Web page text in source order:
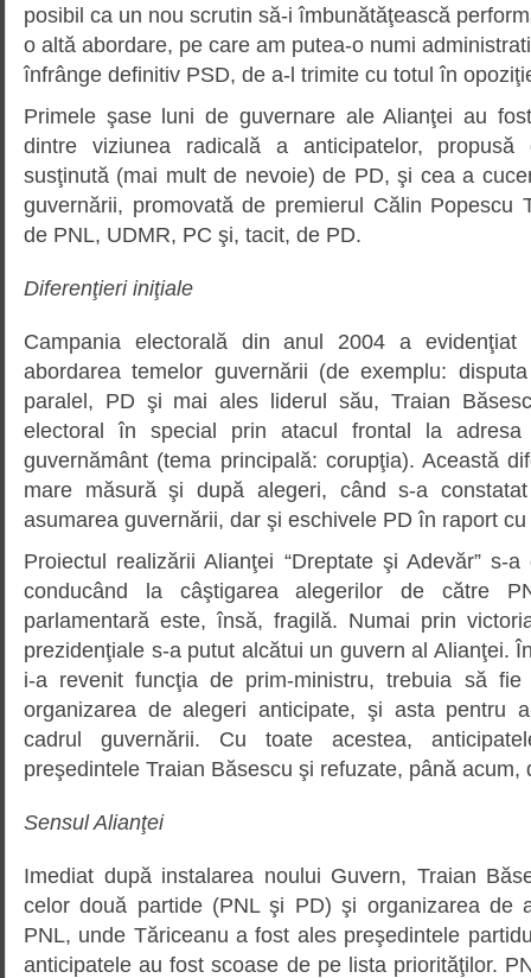
posibil ca un nou scrutin să-i îmbunătăţească
o altă abordare, pe care am putea-o numi
înfrânge definitiv PSD, de a-l trimite cu totul în
Primele şase luni de guvernare ale Alianţei au
dintre viziunea radicală a anticipatelor,
susţinută (mai mult de nevoie) de PD, şi cea a
guvernării, promovată de premierul Călin Popescu
de PNL, UDMR, PC şi, tacit, de PD.
Diferenţieri iniţiale
Campania electorală din anul 2004 a evidenţiat
abordarea temelor guvernării (de exemplu:
paralel, PD şi mai ales liderul său, Traian
electoral în special prin atacul frontal la
guvernământ (tema principală: corupţia). Această
mare măsură şi după alegeri, când s-a
asumarea guvernării, dar şi eschivele PD în raport
Proiectul realizării Alianţei “Dreptate şi Adevăr” s-
conducând la câştigarea alegerilor de către
parlamentară este, însă, fragilă. Numai prin
prezidenţiale s-a putut alcătui un guvern al Alianţei.
i-a revenit funcţia de prim-ministru, trebuia să
organizarea de alegeri anticipate, şi asta pentru
cadrul guvernării. Cu toate acestea,
preşedintele Traian Băsescu şi refuzate, până acum,
Sensul Alianţei
Imediat după instalarea noului Guvern, Traian
celor două partide (PNL şi PD) şi organizarea de
PNL, unde Tăriceanu a fost ales preşedintele
anticipatele au fost scoase de pe lista priorităţilor.